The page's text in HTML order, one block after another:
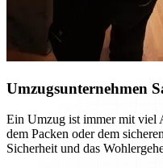
Umzugsunternehmen
Ein Umzug ist immer mit viel
dem Packen oder dem
Sicherheit und das